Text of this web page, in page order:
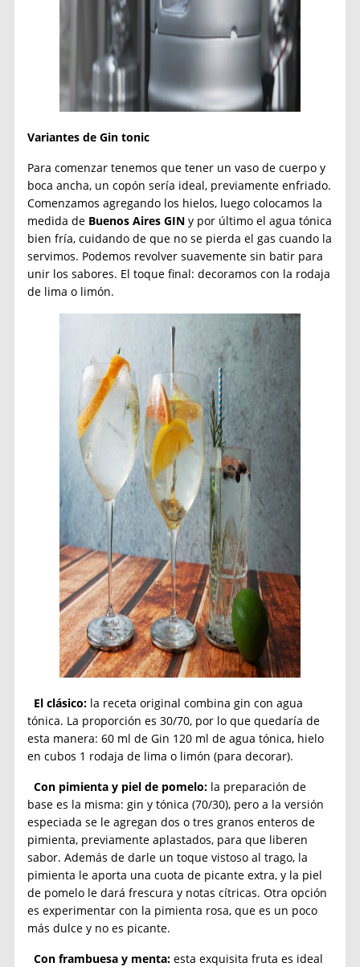
Variantes de Gin tonic
Para comenzar tenemos que tener un vaso de cuerpo y
boca ancha, un copón sería ideal, previamente enfriado.
Comenzamos agregando los hielos, luego colocamos la
medida de Buenos Aires GINy por último el agua tónica
bien fría, cuidando de que no se pierda el gas cuando la
servimos. Podemos revolver suavemente sin batir para
unir los sabores. El toque final: decoramos con la rodaja
de lima o limón.
El clásico: la receta original combina gin con agua
tónica. La proporción es 30/70, por lo que quedaría de
esta manera: 60 ml de Gin 120 ml de agua tónica, hielo
en cubos 1 rodaja de lima o limón (para decorar).
Con pimienta y piel de pomelo: la preparación de
base es la misma: gin y tónica (70/30), pero a la versión
especiada se le agregan dos o tres granos enteros de
pimienta, previamente aplastados, para que liberen
sabor. Además de darle un toque vistoso al trago, la
pimienta le aporta una cuota de picante extra, y la piel
de pomelo le dará frescura y notas cítricas. Otra opción
es experimentar con la pimienta rosa, que es un poco
más dulce y no es picante.
Con frambuesa y menta: esta exquisita fruta es ideal